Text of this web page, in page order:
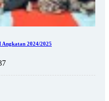
2024/2025